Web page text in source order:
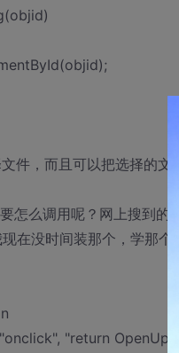
件，而且可以把选择的
怎么调用呢？网上搜到的
在没时间装那个，学那
"return